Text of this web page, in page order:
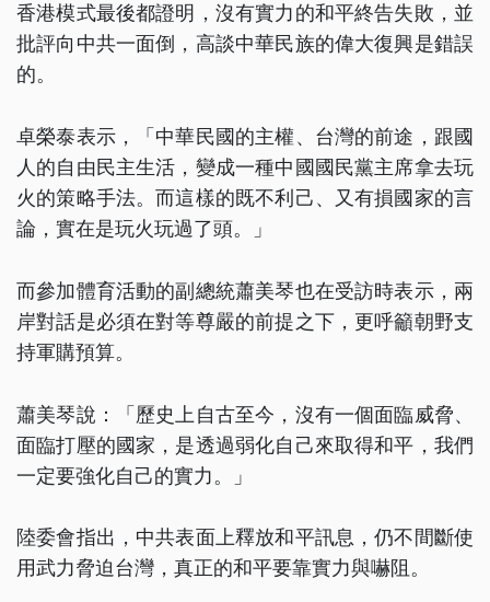
香港模式最後都證明，沒有實力的和平終告失敗，並
批評向中共一面倒，高談中華民族的偉大復興是錯誤
的。
卓榮泰表示，「中華民國的主權、台灣的前途，跟國
人的自由民主生活，變成一種中國國民黨主席拿去玩
火的策略手法。而這樣的既不利己、又有損國家的言
論，實在是玩火玩過了頭。」
而參加體育活動的副總統蕭美琴也在受訪時表示，兩
岸對話是必須在對等尊嚴的前提之下，更呼籲朝野支
持軍購預算。
蕭美琴說：「歷史上自古至今，沒有一個面臨威脅、
面臨打壓的國家，是透過弱化自己來取得和平，我們
一定要強化自己的實力。」
陸委會指出，中共表面上釋放和平訊息，仍不間斷使
用武力脅迫台灣，真正的和平要靠實力與嚇阻。